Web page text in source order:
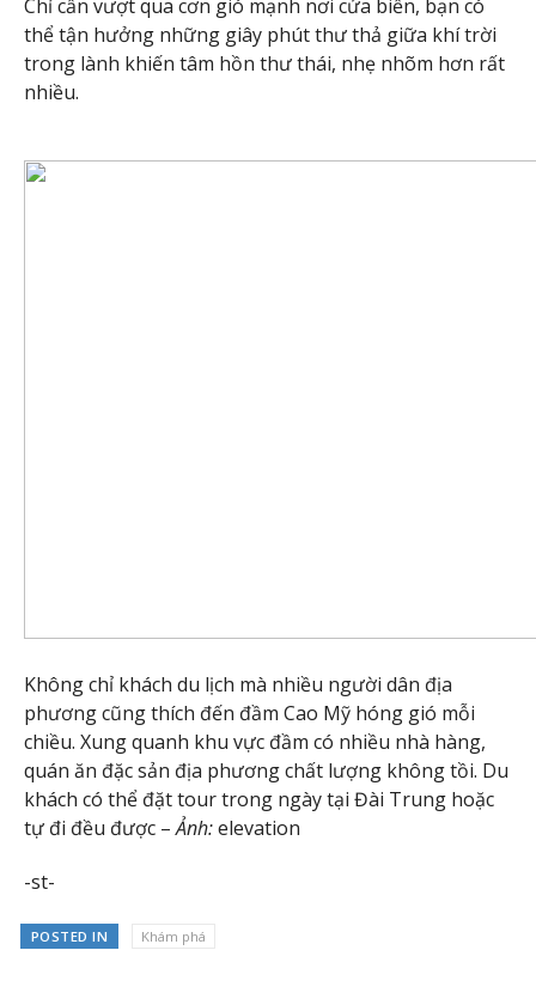
Chỉ cần vượt qua cơn gió mạnh nơi cửa biển, bạn có
thể tận hưởng những giây phút thư thả giữa khí trời
trong lành khiến tâm hồn thư thái, nhẹ nhõm hơn rất
nhiều.
Không chỉ khách du lịch mà nhiều người dân địa
phương cũng thích đến đầm Cao Mỹ hóng gió mỗi
chiều. Xung quanh khu vực đầm có nhiều nhà hàng,
quán ăn đặc sản địa phương chất lượng không tồi. Du
khách có thể đặt tour trong ngày tại Đài Trung hoặc
tự đi đều được –Ảnh:elevation
-st-
POSTED IN Khám phá